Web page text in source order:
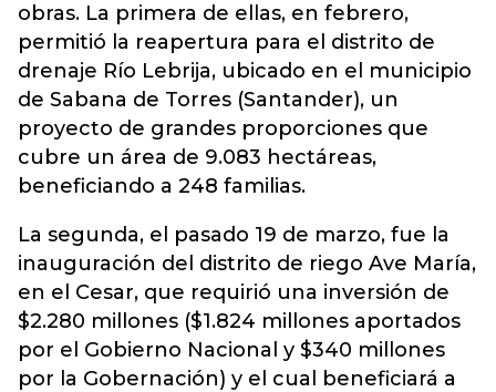
obras. La primera de ellas, en febrero,
permitió la reapertura para el distrito de
drenaje Río Lebrija, ubicado en el municipio
de Sabana de Torres (Santander), un
proyecto de grandes proporciones que
cubre un área de 9.083 hectáreas,
beneficiando a 248 familias.
La segunda, el pasado 19 de marzo, fue la
inauguración del distrito de riego Ave María,
en el Cesar, que requirió una inversión de
$2.280 millones ($1.824 millones aportados
por el Gobierno Nacional y $340 millones
por la Gobernación) y el cual beneficiará a